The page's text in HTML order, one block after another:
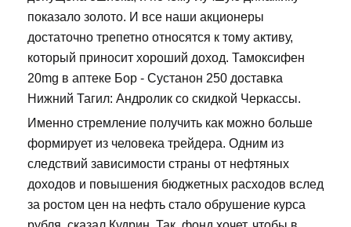
показало золото. И все наши акционеры
достаточно трепетно относятся к тому активу,
который приносит хороший доход. Тамоксифен
20mg в аптеке Бор - Сустанон 250 доставка
Нижний Тагил: Андролик со скидкой Черкассы.
Именно стремление получить как можно больше
формирует из человека трейдера. Одним из
следствий зависимости страны от нефтяных
доходов и повышения бюджетных расходов вслед
за ростом цен на нефть стало обрушение курса